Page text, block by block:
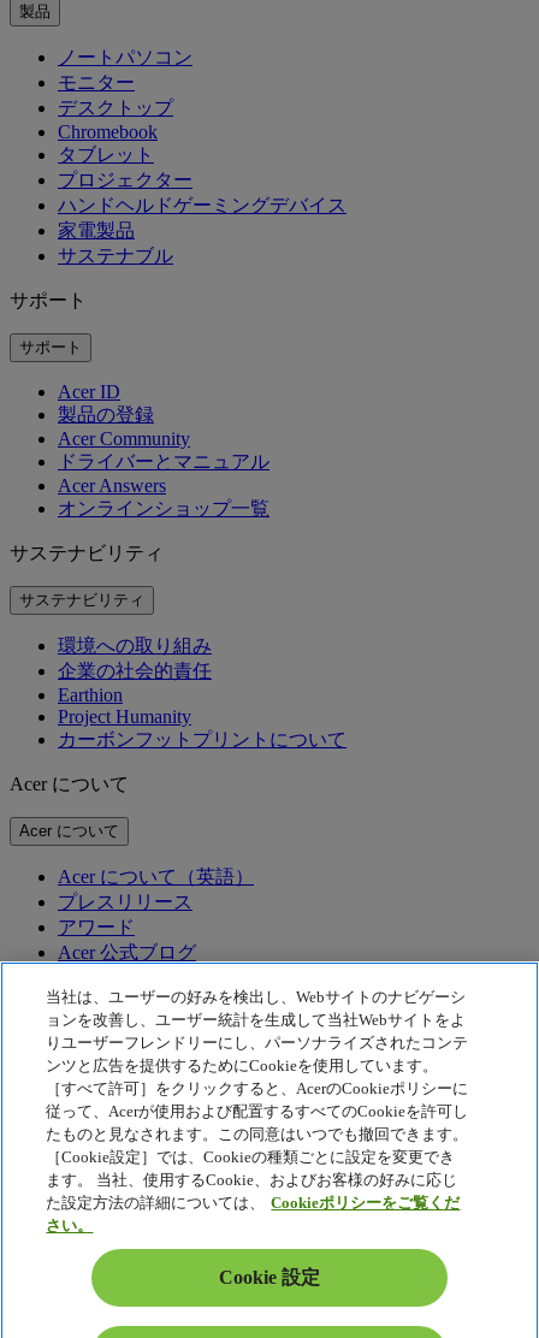
製品
ノートパソコン
モニター
デスクトップ
Chromebook
タブレット
プロジェクター
ハンドヘルドゲーミングデバイス
家電製品
サステナブル
サポート
サポート
Acer ID
製品の登録
Acer Community
ドライバーとマニュアル
Acer Answers
オンラインショップ一覧
サステナビリティ
サステナビリティ
環境への取り組み
企業の社会的責任
Earthion
Project Humanity
カーボンフットプリントについて
Acer について
Acer について
Acer について（英語）
プレスリリース
アワード
Acer 公式ブログ
テクノロジー
テクノロジー
Acer テクノロジー
McAfee
Acer Display Widget
プライバシーポリシー
Cookie ポリシー
法的通知
Acer 法的情報
アクセシビリティポリシー
Cookie 設定
日本 - 日本語
当社は、ユーザーの好みを検出し、Webサイトのナビゲーシ
ョンを改善し、ユーザー統計を生成して当社Webサイトをよ
りユーザーフレンドリーにし、パーソナライズされたコンテ
ンツと広告を提供するためにCookieを使用しています。
［すべて許可］をクリックすると、AcerのCookieポリシーに
従って、Acerが使用および配置するすべてのCookieを許可し
たものと見なされます。この同意はいつでも撤回できます。
［Cookie設定］では、Cookieの種類ごとに設定を変更でき
ます。 当社、使用するCookie、およびお客様の好みに応じ
た設定方法の詳細については、
Cookieポリシーをご覧くだ
さい。
Cookie 設定